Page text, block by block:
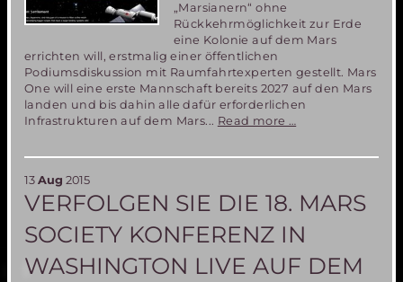
„Marsianern“ ohne
Rückkehrmöglichkeit zur Erde
eine Kolonie auf dem Mars
errichten will, erstmalig einer öffentlichen
Podiumsdiskussion mit Raumfahrtexperten gestellt. Mars
One will eine erste Mannschaft bereits 2027 auf den Mars
landen und bis dahin alle dafür erforderlichen
Infrastrukturen auf dem Mars... Read more …
Mars
Projekt
Besiedlung
13 Aug 2015
VERFOLGEN SIE DIE 18. MARS
SOCIETY KONFERENZ IN
WASHINGTON LIVE AUF DEM